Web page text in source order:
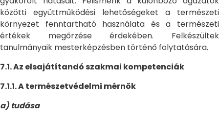
közötti együttműködési lehetőségeket a természeti
környezet fenntartható használata és a természeti
értékek megőrzése érdekében. Felkészültek
tanulmányaik mesterképzésben történő folytatására.
7.1. Az elsajátítandó szakmai kompetenciák
7.1.1. A természetvédelmi mérnök
a) tudása